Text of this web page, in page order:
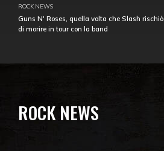
ROCK NEWS
Guns N' Roses, quella volta che Slash rischiò
di morire in tour con la band
ROCK NEWS